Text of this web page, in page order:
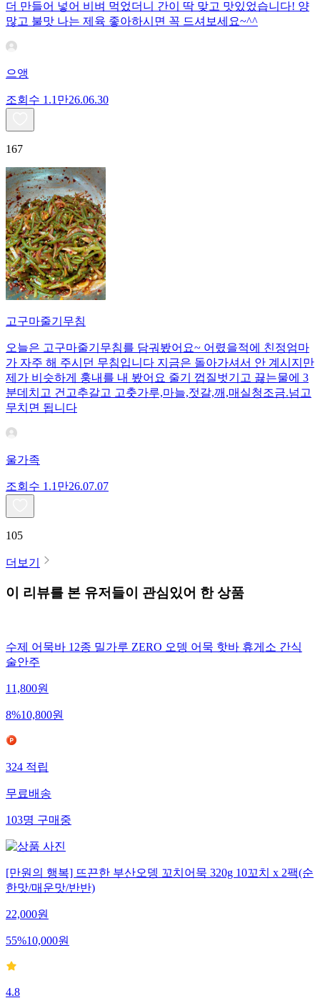
더 만들어 넣어 비벼 먹었더니 간이 딱 맞고 맛있었습니다! 양
많고 불맛 나는 제육 좋아하시면 꼭 드셔보세요~^^
으앵
조회수 1.1만26.06.30
167
고구마줄기무침
오늘은 고구마줄기무침를 담궈봤어요~ 어렸을적에 친정엄마
가 자주 해 주시던 무침입니다 지금은 돌아가셔서 안 계시지만
제가 비슷하게 훙내를 내 봤어요 줄기 껍질벗기고 끓는물에 3
분데치고 건고추갈고 고춧가루,마늘,젓갈,깨,매실청조금.넘고
무치면 됩니다
울가족
조회수 1.1만26.07.07
105
더보기
이 리뷰를 본 유저들이 관심있어 한 상품
수제 어묵바 12종 밀가루 ZERO 오뎅 어묵 핫바 휴게소 간식
술안주
11,800원
8%10,800원
324 적립
무료배송
103명 구매중
[만원의 행복] 뜨끈한 부산오뎅 꼬치어묵 320g 10꼬치 x 2팩(순
한맛/매운맛/반반)
22,000원
55%10,000원
4.8